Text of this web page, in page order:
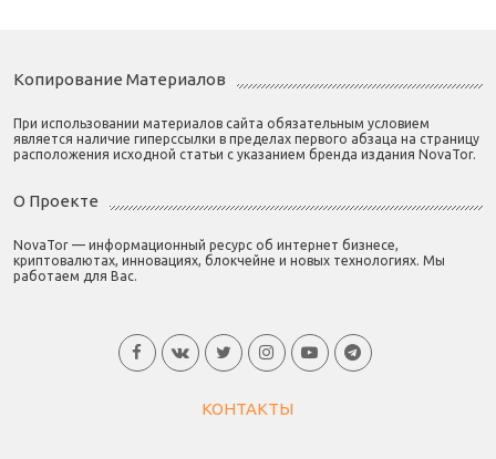
Копирование Материалов
При использовании материалов сайта обязательным условием
является наличие гиперссылки в пределах первого абзаца на страницу
расположения исходной статьи с указанием бренда издания NovaTor.
О Проекте
NovaTor — информационный ресурс об интернет бизнесе,
криптовалютах, инновациях, блокчейне и новых технологиях. Мы
работаем для Вас.
КОНТАКТЫ